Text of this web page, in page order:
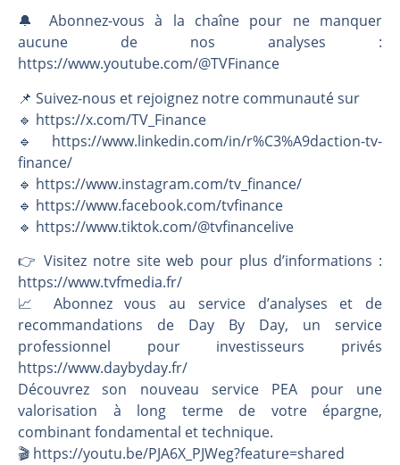
🔔 Abonnez-vous à la chaîne pour ne manquer
aucune de nos analyses :
https://www.youtube.com/@TVFinance
📌 Suivez-nous et rejoignez notre communauté sur
🔹 https://x.com/TV_Finance
🔹 https://www.linkedin.com/in/r%C3%A9daction-tv-
finance/
🔹 https://www.instagram.com/tv_finance/
🔹 https://www.facebook.com/tvfinance
🔹 https://www.tiktok.com/@tvfinancelive
👉️ Visitez notre site web pour plus d’informations :
https://www.tvfmedia.fr/
📈 Abonnez vous au service d’analyses et de
recommandations de Day By Day, un service
professionnel pour investisseurs privés
https://www.daybyday.fr/
Découvrez son nouveau service PEA pour une
valorisation à long terme de votre épargne,
combinant fondamental et technique.
🎬️ https://youtu.be/PJA6X_PJWeg?feature=shared